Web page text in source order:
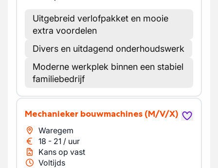
Uitgebreid verlofpakket en mooie
extra voordelen
Divers en uitdagend onderhoudswerk
Moderne werkplek binnen een stabiel
familiebedrijf
Mechanieker bouwmachines (M/V/X)
Waregem
18 - 21 / uur
Kans op vast
Voltijds